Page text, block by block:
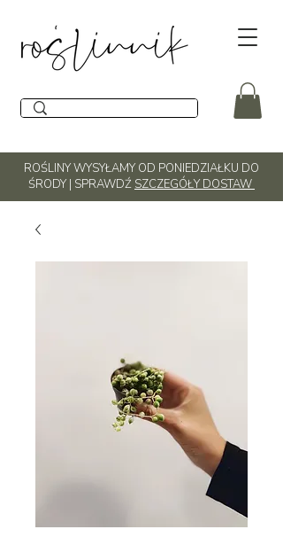
ROŚLINY WYSYŁAMY OD PONIEDZIAŁKU DO
ŚRODY | SPRAWDŹ SZCZEGÓŁY DOSTAW